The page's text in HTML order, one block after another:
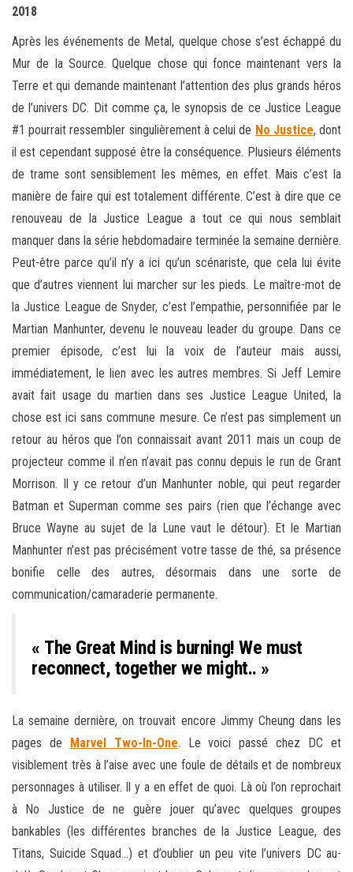
2018
Après les événements de Metal, quelque chose s’est échappé du
Mur de la Source. Quelque chose qui fonce maintenant vers la
Terre et qui demande maintenant l’attention des plus grands héros
de l’univers DC. Dit comme ça, le synopsis de ce Justice League
#1 pourrait ressembler singulièrement à celui de No Justice, dont
il est cependant supposé être la conséquence. Plusieurs éléments
de trame sont sensiblement les mêmes, en effet. Mais c’est la
manière de faire qui est totalement différente. C’est à dire que ce
renouveau de la Justice League a tout ce qui nous semblait
manquer dans la série hebdomadaire terminée la semaine dernière.
Peut-être parce qu’il n’y a ici qu’un scénariste, que cela lui évite
que d’autres viennent lui marcher sur les pieds. Le maître-mot de
la Justice League de Snyder, c’est l’empathie, personnifiée par le
Martian Manhunter, devenu le nouveau leader du groupe. Dans ce
premier épisode, c’est lui la voix de l’auteur mais aussi,
immédiatement, le lien avec les autres membres. Si Jeff Lemire
avait fait usage du martien dans ses Justice League United, la
chose est ici sans commune mesure. Ce n’est pas simplement un
retour au héros que l’on connaissait avant 2011 mais un coup de
projecteur comme il n’en n’avait pas connu depuis le run de Grant
Morrison. Il y ce retour d’un Manhunter noble, qui peut regarder
Batman et Superman comme ses pairs (rien que l’échange avec
Bruce Wayne au sujet de la Lune vaut le détour). Et le Martian
Manhunter n’est pas précisément votre tasse de thé, sa présence
bonifie celle des autres, désormais dans une sorte de
communication/camaraderie permanente.
« The Great Mind is burning! We must
reconnect, together we might.. »
La semaine dernière, on trouvait encore Jimmy Cheung dans les
pages de Marvel Two-In-One. Le voici passé chez DC et
visiblement très à l’aise avec une foule de détails et de nombreux
personnages à utiliser. Il y a en effet de quoi. Là où l’on reprochait
à No Justice de ne guère jouer qu’avec quelques groupes
bankables (les différentes branches de la Justice League, des
Titans, Suicide Squad…) et d’oublier un peu vite l’univers DC au-